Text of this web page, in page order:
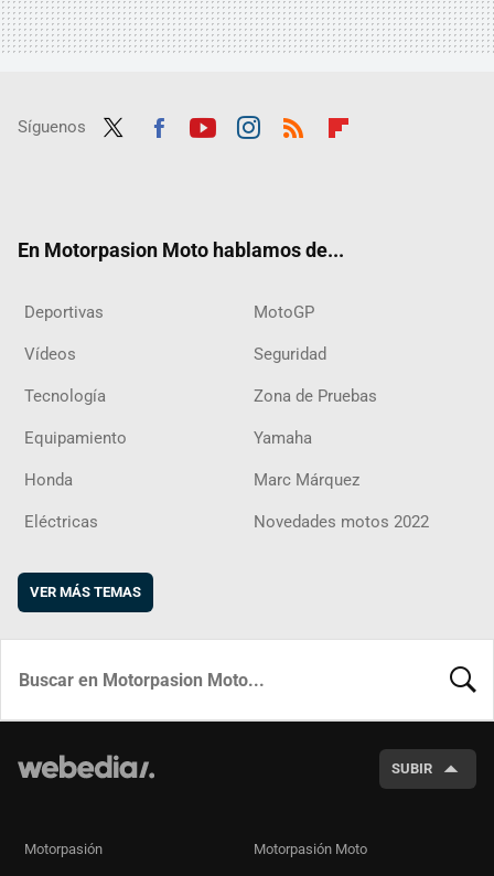
Síguenos
En Motorpasion Moto hablamos de...
Deportivas MotoGP
Vídeos Seguridad
Tecnología Zona de Pruebas
Equipamiento Yamaha
Honda Marc Márquez
Eléctricas Novedades motos 2022
VER MÁS TEMAS
SUBIR
Motorpasión Motorpasión Moto